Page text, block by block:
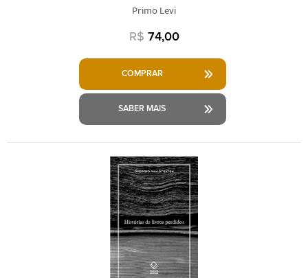
Primo Levi
R$ 74,00
COMPRAR
SABER MAIS